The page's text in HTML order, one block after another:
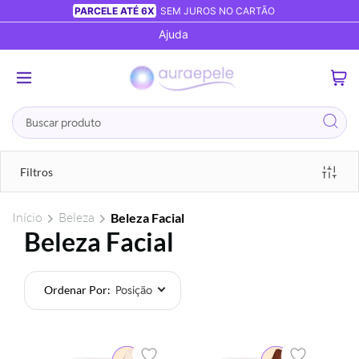
PARCELE ATÉ 6X SEM JUROS NO CARTÃO
Ajuda
Busca
Beleza Facial
Foram
encontrados:
Ordenar Por
Início Beleza Beleza Facial
Filtros